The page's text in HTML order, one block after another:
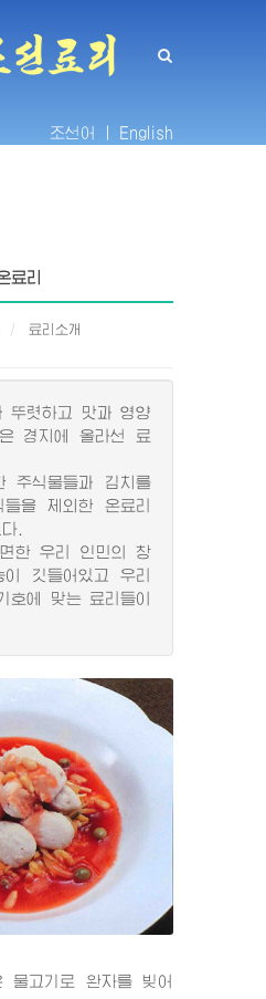
조선어 | English
료리
료리소개
렷하고 맛과 영양
경지에 올라선 료
식물들과 김치를
들을 제외한 온료리
.
한 우리 인민의 창
이 깃들어있고 우리
호에 맞는 료리들이
고기로 완자를 빚어